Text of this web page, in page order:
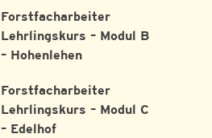
Forstfacharbeiter
Lehrlingskurs – Modul B
– Hohenlehen
Forstfacharbeiter
Lehrlingskurs – Modul C
– Edelhof